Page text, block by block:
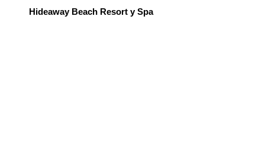
Hideaway Beach Resort y Spa